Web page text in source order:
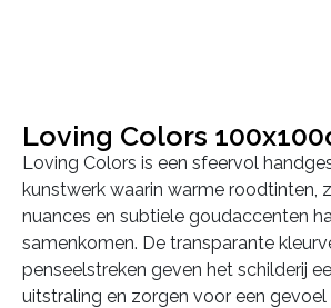
Loving Colors
Loving Colors is een sfeervol
kunstwerk waarin warme roodtinten,
nuances en subtiele goudaccenten
samenkomen. De transparante
penseelstreken geven het schilderij
uitstraling en zorgen voor een